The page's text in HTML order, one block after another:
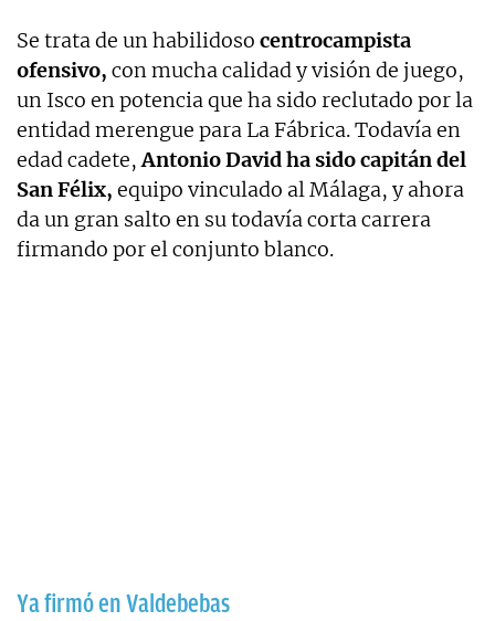
Se trata de un habilidoso centrocampista
ofensivo, con mucha calidad y visión de juego,
un Isco en potencia que ha sido reclutado por la
entidad merengue para La Fábrica. Todavía en
edad cadete,Antonio David ha sido capitán del
San Félix, equipo vinculado al Málaga, y ahora
da un gran salto en su todavía corta carrera
firmando por el conjunto blanco.
Ya firmó en Valdebebas